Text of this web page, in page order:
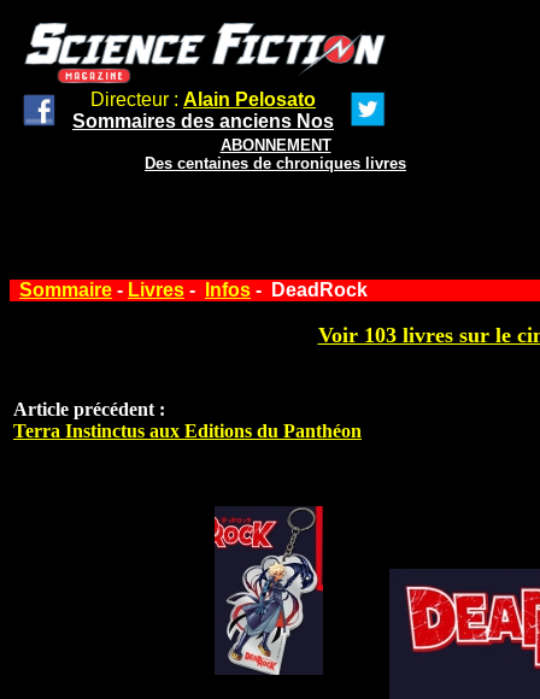
Directeur : Alain Pelosato
Sommaires des anciens Nos
ABONNEMENT
Des centaines de chroniques livres
Sommaire - Livres - Infos - DeadRock
Voir 103 livres sur le
Article précédent :
Terra Instinctus aux Editions du Panthéon